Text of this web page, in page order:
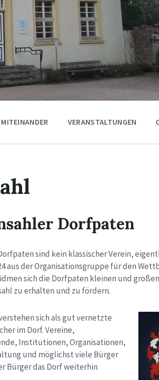
MITEINANDER VERANSTALTUNGEN
Dorfpaten
sind kein klassischer Verein,
aus der Organisationsgruppe für den
sich die Dorfpaten kleinen und
zu erhalten und zu fördern.
sich als gut vernetzte
im Dorf. Vereine,
Institutionen, Organisationen,
und möglichst viele Bürger
Bürger das Dorf weiterhin